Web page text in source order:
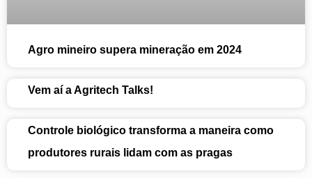
Agro mineiro supera mineração em 2024
Vem aí a Agritech Talks!
Controle biológico transforma a maneira como
produtores rurais lidam com as pragas